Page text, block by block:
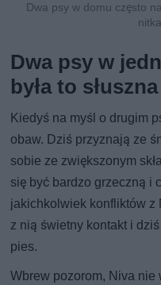
Dwa psy w domu często
Dwa psy w
była to
Kiedyś na myśl o drugim
obaw. Dziś przyznają ze
sobie ze zwiększonym
się być bardzo grzeczną i
jakichkolwiek konfliktów z
z nią świetny kontakt i
pies.
Wbrew pozorom, Niva nie